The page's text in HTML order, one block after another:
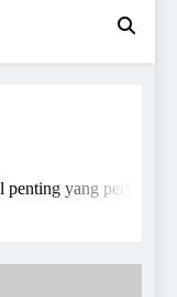
yang perlu